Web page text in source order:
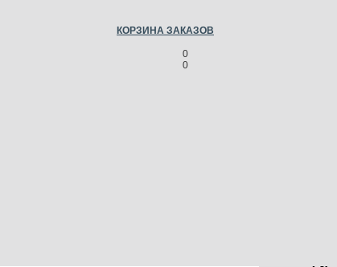
0
0
КОРЗИНА ЗАКАЗОВ